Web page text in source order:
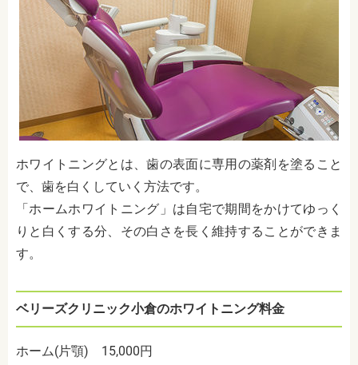
ホワイトニングとは、歯の表面に専用の薬剤を塗ること
で、歯を白くしていく方法です。
「ホームホワイトニング」は自宅で期間をかけてゆっく
りと白くする分、その白さを長く維持することができま
す。
ベリーズクリニック小倉のホワイトニング料金
ホーム(片顎) 15,000円